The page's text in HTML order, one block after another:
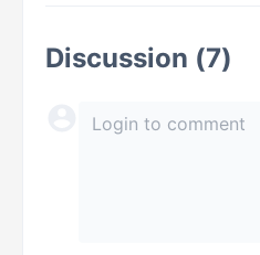
Discussion (7)